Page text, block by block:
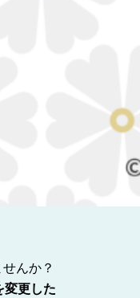
んか？
変更した